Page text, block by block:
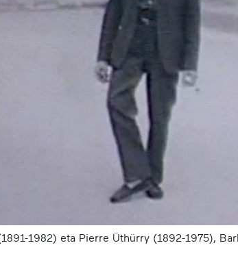
1982) eta Pierre Üthürry (1892-1975),